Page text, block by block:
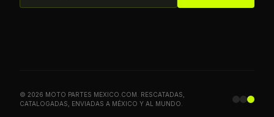
© 2026 MOTO PARTES MEXICO.COM. RESCATADAS,
CATALOGADAS, ENVIADAS A MÉXICO Y AL MUNDO.